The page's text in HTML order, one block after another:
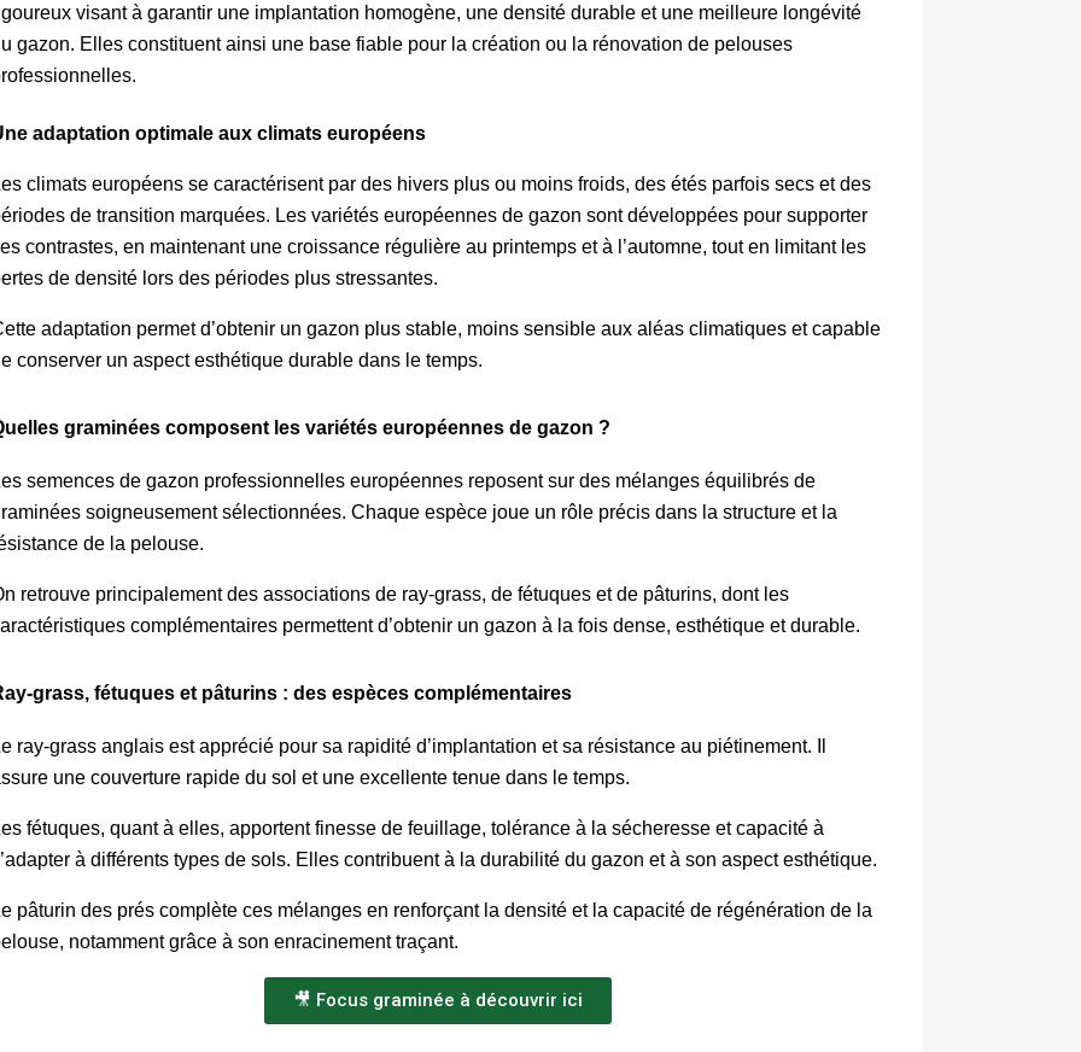
visant à garantir une implantation homogène, une densité durable et une meilleure longévité
gazon. Elles constituent ainsi une base fiable pour la création ou la rénovation de pelouses
adaptation optimale aux climats européens
climats européens se caractérisent par des hivers plus ou moins froids, des étés parfois secs et des
de transition marquées. Les variétés européennes de gazon sont développées pour supporter
contrastes, en maintenant une croissance régulière au printemps et à l’automne, tout en limitant les
de densité lors des périodes plus stressantes.
adaptation permet d’obtenir un gazon plus stable, moins sensible aux aléas climatiques et capable
conserver un aspect esthétique durable dans le temps.
graminées composent les variétés européennes de gazon ?
semences de gazon professionnelles européennes reposent sur des mélanges équilibrés de
soigneusement sélectionnées. Chaque espèce joue un rôle précis dans la structure et la
de la pelouse.
retrouve principalement des associations de ray-grass, de fétuques et de pâturins, dont les
complémentaires permettent d’obtenir un gazon à la fois dense, esthétique et durable.
grass, fétuques et pâturins : des espèces complémentaires
ray-grass anglais est apprécié pour sa rapidité d’implantation et sa résistance au piétinement. Il
une couverture rapide du sol et une excellente tenue dans le temps.
fétuques, quant à elles, apportent finesse de feuillage, tolérance à la sécheresse et capacité à
à différents types de sols. Elles contribuent à la durabilité du gazon et à son aspect esthétique.
pâturin des prés complète ces mélanges en renforçant la densité et la capacité de régénération de la
notamment grâce à son enracinement traçant.
🎥 Focus graminée à découvrir ici